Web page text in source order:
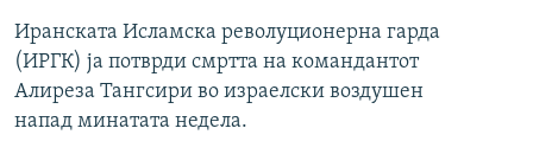
Иранската Исламска револуционерна гарда
(ИРГК) ја потврди смртта на командантот
Алиреза Тангсири во израелски воздушен
напад минатата недела.